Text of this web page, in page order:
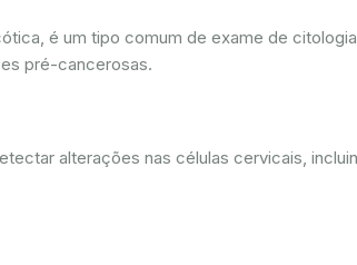
é um tipo comum de exame de
pré-cancerosas.
alterações nas células cervicais,